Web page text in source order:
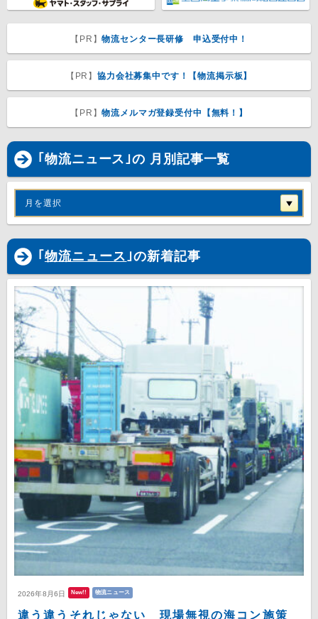
【PR】物流センター長研修 申込受付中！
【PR】協力会社募集中です！【物流掲示板】
【PR】物流メルマガ登録受付中【無料！】
｢物流ニュース｣の 月別記事一覧
月を選択
｢ 物流ニュース｣の新着記事
2026年8月6日 New!! 物流ニュース
違う違うそれじゃない 現場無視の海コン施策